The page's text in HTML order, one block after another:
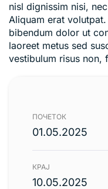
nisl dignissim nisi,
Aliquam erat
bibendum dolor ut
laoreet metus sed
vestibulum risus non,
ПОЧЕТОК
01.05.2025
КРАЈ
10.05.2025